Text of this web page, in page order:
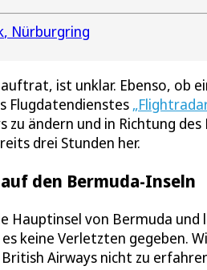
Nürburgring
ist unklar. Ebenso, ob
Flugdatendienstes
ändern und in Richtung
drei Stunden her.
den Bermuda-Inseln
Hauptinsel von Bermuda
keine Verletzten gegeben.
Airways nicht zu